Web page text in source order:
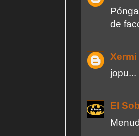
de
Xermi
jopu...
El